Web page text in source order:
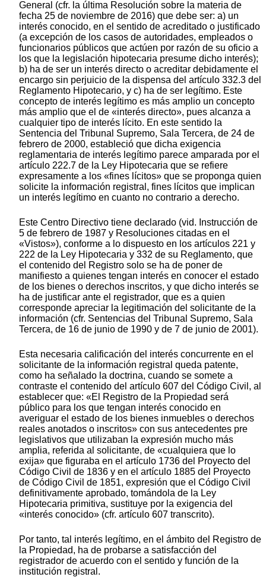
General (cfr. la última Resolución sobre la materia de
fecha 25 de noviembre de 2016) que debe ser: a) un
interés conocido, en el sentido de acreditado o justificado
(a excepción de los casos de autoridades, empleados o
funcionarios públicos que actúen por razón de su oficio a
los que la legislación hipotecaria presume dicho interés);
b) ha de ser un interés directo o acreditar debidamente el
encargo sin perjuicio de la dispensa del artículo 332.3 del
Reglamento Hipotecario, y c) ha de ser legítimo. Este
concepto de interés legítimo es más amplio un concepto
más amplio que el de «interés directo», pues alcanza a
cualquier tipo de interés lícito. En este sentido la
Sentencia del Tribunal Supremo, Sala Tercera, de 24 de
febrero de 2000, estableció que dicha exigencia
reglamentaria de interés legítimo parece amparada por el
artículo 222.7 de la Ley Hipotecaria que se refiere
expresamente a los «fines lícitos» que se proponga quien
solicite la información registral, fines lícitos que implican
un interés legítimo en cuanto no contrario a derecho.
Este Centro Directivo tiene declarado (vid. Instrucción de
5 de febrero de 1987 y Resoluciones citadas en el
«Vistos»), conforme a lo dispuesto en los artículos 221 y
222 de la Ley Hipotecaria y 332 de su Reglamento, que
el contenido del Registro solo se ha de poner de
manifiesto a quienes tengan interés en conocer el estado
de los bienes o derechos inscritos, y que dicho interés se
ha de justificar ante el registrador, que es a quien
corresponde apreciar la legitimación del solicitante de la
información (cfr. Sentencias del Tribunal Supremo, Sala
Tercera, de 16 de junio de 1990 y de 7 de junio de 2001).
Esta necesaria calificación del interés concurrente en el
solicitante de la información registral queda patente,
como ha señalado la doctrina, cuando se somete a
contraste el contenido del artículo 607 del Código Civil, al
establecer que: «El Registro de la Propiedad será
público para los que tengan interés conocido en
averiguar el estado de los bienes inmuebles o derechos
reales anotados o inscritos» con sus antecedentes pre
legislativos que utilizaban la expresión mucho más
amplia, referida al solicitante, de «cualquiera que lo
exija» que figuraba en el artículo 1736 del Proyecto del
Código Civil de 1836 y en el artículo 1885 del Proyecto
de Código Civil de 1851, expresión que el Código Civil
definitivamente aprobado, tomándola de la Ley
Hipotecaria primitiva, sustituye por la exigencia del
«interés conocido» (cfr. artículo 607 transcrito).
Por tanto, tal interés legítimo, en el ámbito del Registro de
la Propiedad, ha de probarse a satisfacción del
registrador de acuerdo con el sentido y función de la
institución registral.